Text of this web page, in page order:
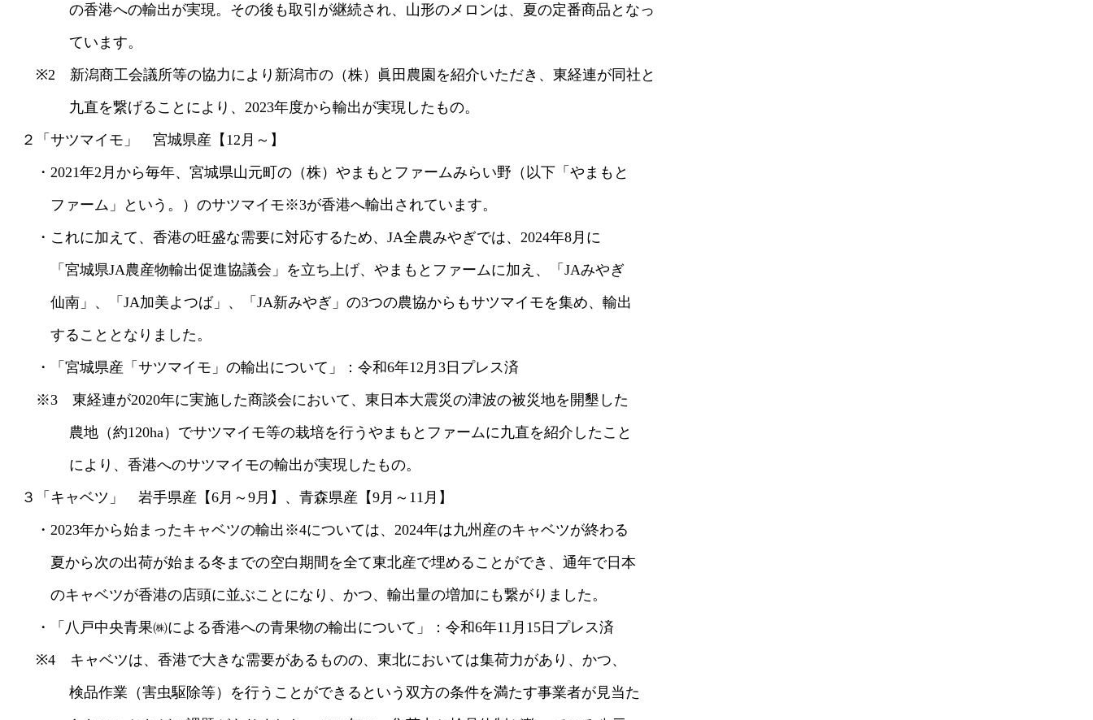
の香港への輸出が実現。その後も取引が継続され、山形のメロンは、夏の定番商品となっ
ています。
※2 新潟商工会議所等の協力により新潟市の（株）眞田農園を紹介いただき、東経連が同社と
九直を繋げることにより、2023年度から輸出が実現したもの。
２「サツマイモ」 宮城県産【12月～】
・2021年2月から毎年、宮城県山元町の（株）やまもとファームみらい野（以下「やまもと
ファーム」という。）のサツマイモ※3が香港へ輸出されています。
・これに加えて、香港の旺盛な需要に対応するため、JA全農みやぎでは、2024年8月に
「宮城県JA農産物輸出促進協議会」を立ち上げ、やまもとファームに加え、「JAみやぎ
仙南」、「JA加美よつば」、「JA新みやぎ」の3つの農協からもサツマイモを集め、輸出
することとなりました。
・「宮城県産「サツマイモ」の輸出について」：令和6年12月3日プレス済
※3 東経連が2020年に実施した商談会において、東日本大震災の津波の被災地を開墾した
農地（約120ha）でサツマイモ等の栽培を行うやまもとファームに九直を紹介したこと
により、香港へのサツマイモの輸出が実現したもの。
３「キャベツ」 岩手県産【6月～9月】、青森県産【9月～11月】
・2023年から始まったキャベツの輸出※4については、2024年は九州産のキャベツが終わる
夏から次の出荷が始まる冬までの空白期間を全て東北産で埋めることができ、通年で日本
のキャベツが香港の店頭に並ぶことになり、かつ、輸出量の増加にも繋がりました。
・「八戸中央青果㈱による香港への青果物の輸出について」：令和6年11月15日プレス済
※4 キャベツは、香港で大きな需要があるものの、東北においては集荷力があり、かつ、
検品作業（害虫駆除等）を行うことができるという双方の条件を満たす事業者が見当た